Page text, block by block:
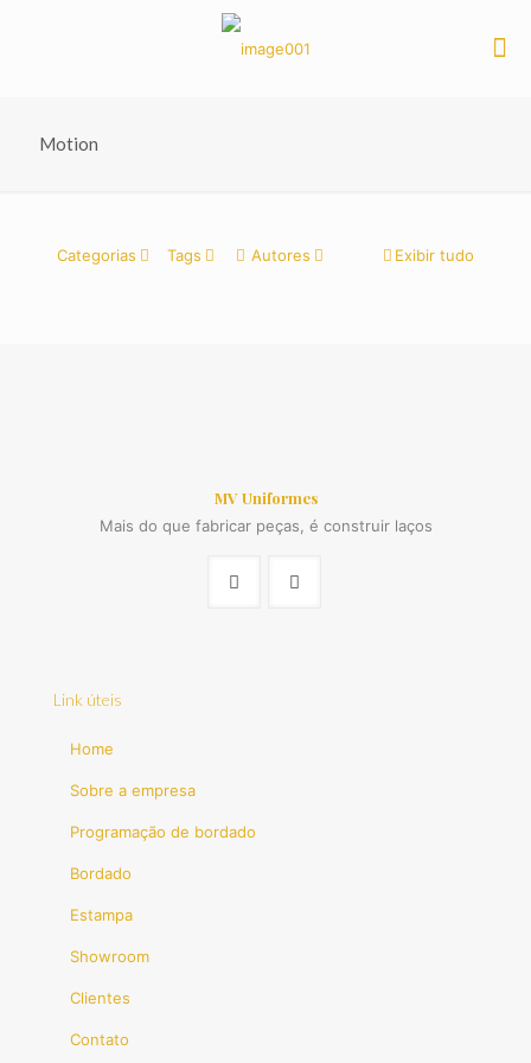
Motion
Categorias Tags Autores Exibir tudo
MV Uniformes
Mais do que fabricar peças, é construir laços
Link úteis
Home
Sobre a empresa
Programação de bordado
Bordado
Estampa
Showroom
Clientes
Contato